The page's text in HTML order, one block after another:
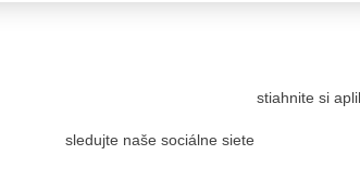
sledujte naše sociálne siete
stiahnite si